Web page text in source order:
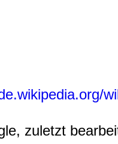
zuletzt